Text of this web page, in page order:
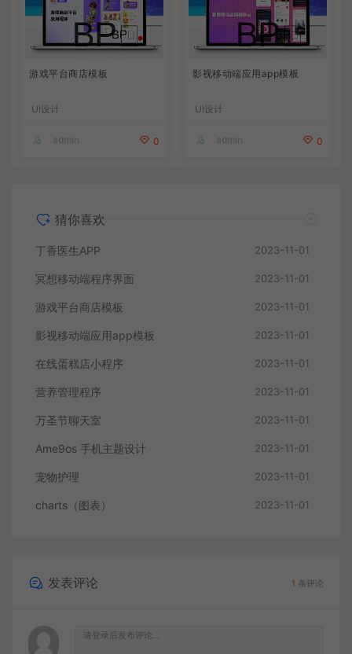
游戏平台商店模板
UI设计
admin 0
影视移动端应用app模板
UI设计
admin 0
猜你喜欢
丁香医生APP 2023-11-01
冥想移动端程序界面 2023-11-01
游戏平台商店模板 2023-11-01
影视移动端应用app模板 2023-11-01
在线蛋糕店小程序 2023-11-01
营养管理程序 2023-11-01
万圣节聊天室 2023-11-01
Ame9os 手机主题设计 2023-11-01
宠物护理 2023-11-01
charts（图表） 2023-11-01
发表评论 1 条评论